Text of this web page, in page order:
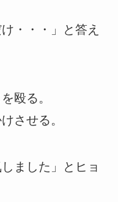
・・・」と答え
殴る。
させる。
ました」とヒョ